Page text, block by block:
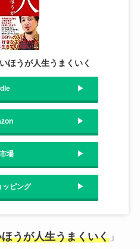
ほうが人生うまくいく
場
ッピング
うが人生うまくいく」